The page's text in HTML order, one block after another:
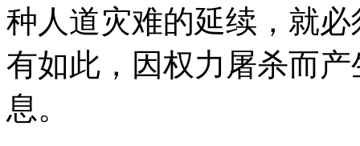
种人道灾难的延续，就
有如此，因权力屠杀而
息。